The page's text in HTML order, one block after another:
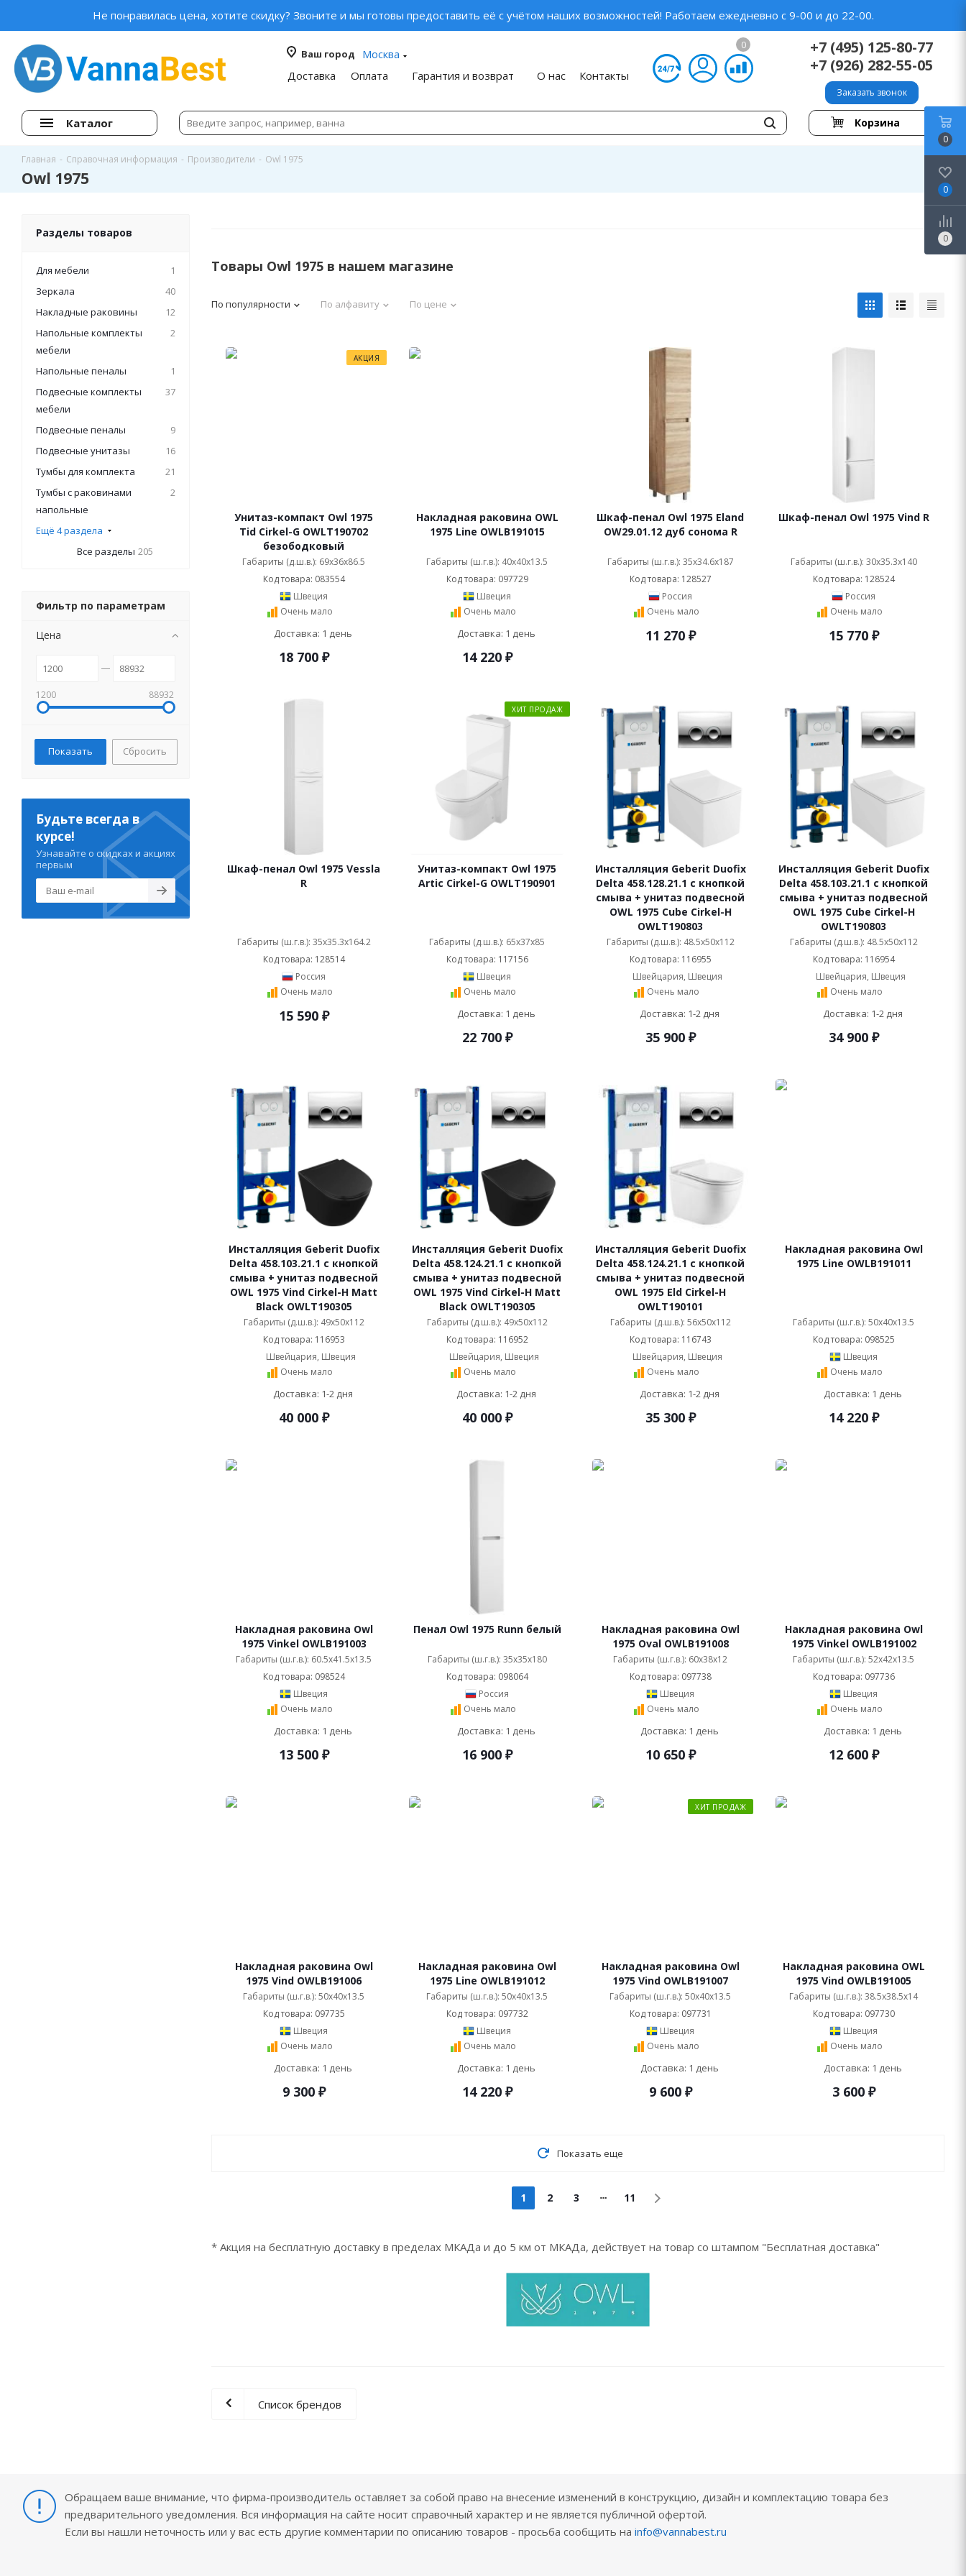
Не понравилась цена, хотите скидку? Звоните и мы готовы предоставить её с учётом наших возможностей! Работаем ежедневно с 9-00 и до 22-00.
Ваш город
Москва
Доставка
Оплата Гарантия и возврат О нас Контакты
0
+7 (495) 125-80-77
+7 (926) 282-55-05
Заказать звонок
Каталог Корзина
Главная - Справочная информация - Производители - Owl 1975
Owl 1975
Товары Owl 1975 в нашем магазине
По популярности По алфавиту По цене
АКЦИЯ
Унитаз-компакт Owl 1975
Tid Cirkel-G OWLT190702
безободковый
Габариты (д.ш.в.): 69x36x86.5
Код товара: 083554
Швеция
Очень мало
Доставка: 1 день
18 700₽
Накладная раковина OWL
1975 Line OWLB191015
Габариты (ш.г.в.): 40x40x13.5
Код товара: 097729
Швеция
Очень мало
Доставка: 1 день
14 220₽
Шкаф-пенал Owl 1975 Eland
OW29.01.12 дуб сонома R
Габариты (ш.г.в.): 35x34.6x187
Код товара: 128527
Россия
Очень мало
11 270₽
Шкаф-пенал Owl 1975 Vind R
Габариты (ш.г.в.): 30x35.3x140
Код товара: 128524
Россия
Очень мало
15 770₽
Шкаф-пенал Owl 1975 Vessla
R
Габариты (ш.г.в.): 35x35.3x164.2
Код товара: 128514
Россия
Очень мало
15 590₽
ХИТ ПРОДАЖ
Унитаз-компакт Owl 1975
Artic Cirkel-G OWLT190901
Габариты (д.ш.в.): 65x37x85
Код товара: 117156
Швеция
Очень мало
Доставка: 1 день
22 700₽
Инсталляция Geberit Duofix
Delta 458.128.21.1 с кнопкой
смыва + унитаз подвесной
OWL 1975 Cube Cirkel-H
OWLT190803
Габариты (д.ш.в.): 48.5x50x112
Код товара: 116955
Швейцария, Швеция
Очень мало
Доставка: 1-2 дня
35 900₽
Инсталляция Geberit Duofix
Delta 458.103.21.1 с кнопкой
смыва + унитаз подвесной
OWL 1975 Cube Cirkel-H
OWLT190803
Габариты (д.ш.в.): 48.5x50x112
Код товара: 116954
Швейцария, Швеция
Очень мало
Доставка: 1-2 дня
34 900₽
Инсталляция Geberit Duofix
Delta 458.103.21.1 с кнопкой
смыва + унитаз подвесной
OWL 1975 Vind Cirkel-H Matt
Black OWLT190305
Габариты (д.ш.в.): 49x50x112
Код товара: 116953
Швейцария, Швеция
Очень мало
Доставка: 1-2 дня
40 000₽
Инсталляция Geberit Duofix
Delta 458.124.21.1 с кнопкой
смыва + унитаз подвесной
OWL 1975 Vind Cirkel-H Matt
Black OWLT190305
Габариты (д.ш.в.): 49x50x112
Код товара: 116952
Швейцария, Швеция
Очень мало
Доставка: 1-2 дня
40 000₽
Инсталляция Geberit Duofix
Delta 458.124.21.1 с кнопкой
смыва + унитаз подвесной
OWL 1975 Eld Cirkel-H
OWLT190101
Габариты (д.ш.в.): 56x50x112
Код товара: 116743
Швейцария, Швеция
Очень мало
Доставка: 1-2 дня
35 300₽
Накладная раковина Owl
1975 Line OWLB191011
Габариты (ш.г.в.): 50x40x13.5
Код товара: 098525
Швеция
Очень мало
Доставка: 1 день
14 220₽
Накладная раковина Owl
1975 Vinkel OWLB191003
Габариты (ш.г.в.): 60.5x41.5x13.5
Код товара: 098524
Швеция
Очень мало
Доставка: 1 день
13 500₽
Пенал Owl 1975 Runn белый
Габариты (ш.г.в.): 35x35x180
Код товара: 098064
Россия
Очень мало
Доставка: 1 день
16 900₽
Накладная раковина Owl
1975 Oval OWLB191008
Габариты (ш.г.в.): 60x38x12
Код товара: 097738
Швеция
Очень мало
Доставка: 1 день
10 650₽
Накладная раковина Owl
1975 Vinkel OWLB191002
Габариты (ш.г.в.): 52x42x13.5
Код товара: 097736
Швеция
Очень мало
Доставка: 1 день
12 600₽
Накладная раковина Owl
1975 Vind OWLB191006
Габариты (ш.г.в.): 50x40x13.5
Код товара: 097735
Швеция
Очень мало
Доставка: 1 день
9 300₽
Накладная раковина Owl
1975 Line OWLB191012
Габариты (ш.г.в.): 50x40x13.5
Код товара: 097732
Швеция
Очень мало
Доставка: 1 день
14 220₽
ХИТ ПРОДАЖ
Накладная раковина Owl
1975 Vind OWLB191007
Габариты (ш.г.в.): 50x40x13.5
Код товара: 097731
Швеция
Очень мало
Доставка: 1 день
9 600₽
Накладная раковина OWL
1975 Vind OWLB191005
Габариты (ш.г.в.): 38.5x38.5x14
Код товара: 097730
Швеция
Очень мало
Доставка: 1 день
3 600₽
Показать еще
1 2 3 11
* Акция на бесплатную доставку в пределах МКАДа и до 5 км от МКАДа, действует на товар со штампом "Бесплатная доставка"
Список брендов
Разделы товаров
Для мебели
1
Зеркала
40
Накладные раковины
12
Напольные комплекты
мебели
2
Напольные пеналы
1
Подвесные комплекты
мебели
37
Подвесные пеналы
9
Подвесные унитазы
16
Тумбы для комплекта
21
Тумбы с раковинами
напольные
2
Ещё 4 раздела
Все разделы 205
Фильтр по параметрам
Цена
1200 88932
Сбросить
Будьте всегда в
курсе!
Узнавайте о скидках и акциях
первым
Обращаем ваше внимание, что фирма-производитель оставляет за собой право на внесение изменений в конструкцию, дизайн и комплектацию товара без
предварительного уведомления. Вся информация на сайте носит справочный характер и не является публичной офертой.
Если вы нашли неточность или у вас есть другие комментарии по описанию товаров - просьба сообщить на info@vannabest.ru
0
0
0